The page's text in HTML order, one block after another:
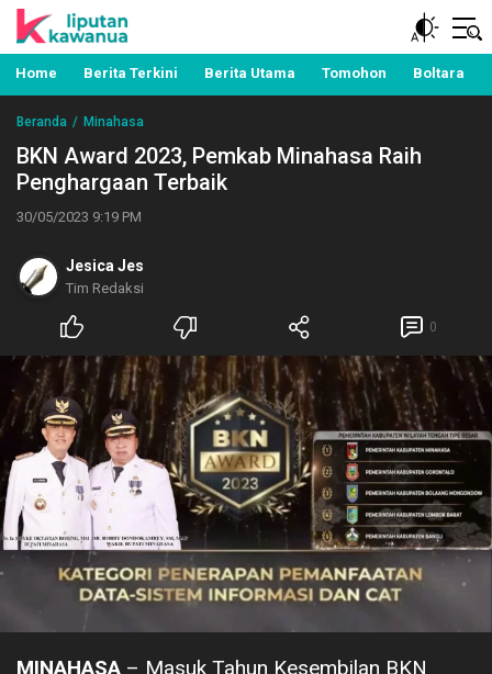
Liputan Kawanua
Berita Manado, Sulawesi Utara, Kawanua, Politik,
Pemerintahan, Hukum Kriminal dan Nasional
Home Berita Terkini Berita Utama Tomohon Boltara
Beranda Minahasa
BKN Award 2023, Pemkab Minahasa Raih
Penghargaan Terbaik
30/05/2023 9:19 PM
Jesica Jes
Tim Redaksi
0
MINAHASA – Masuk Tahun Kesembilan BKN